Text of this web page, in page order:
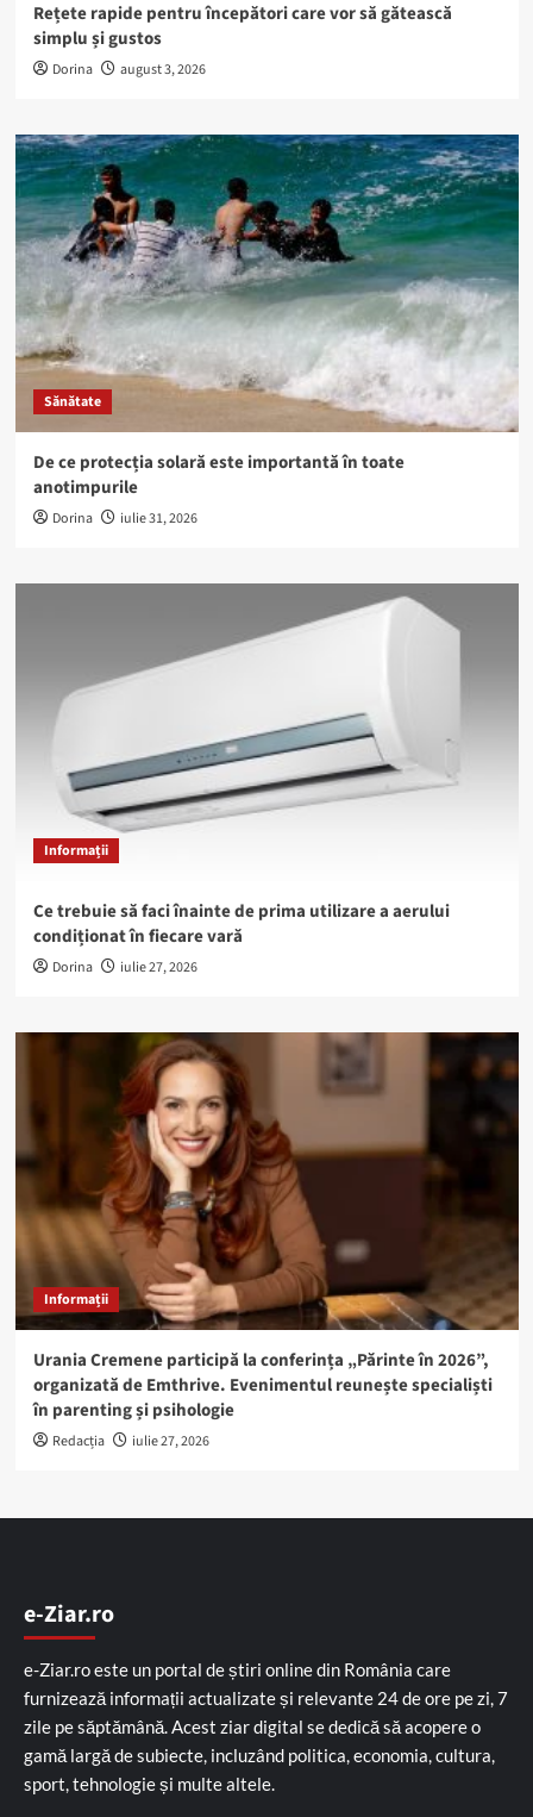
Rețete rapide pentru începători care vor să gătească
simplu și gustos
Dorina august 3, 2026
Sănătate
De ce protecția solară este importantă în toate
anotimpurile
Dorina iulie 31, 2026
Informații
Ce trebuie să faci înainte de prima utilizare a aerului
condiționat în fiecare vară
Dorina iulie 27, 2026
Informații
Urania Cremene participă la conferința „Părinte în 2026”,
organizată de Emthrive. Evenimentul reunește specialiști
în parenting și psihologie
Redacția iulie 27, 2026
e-Ziar.ro
e-Ziar.ro este un portal de știri online din România care
furnizează informații actualizate și relevante 24 de ore pe zi, 7
zile pe săptămână. Acest ziar digital se dedică să acopere o
gamă largă de subiecte, incluzând politica, economia, cultura,
sport, tehnologie și multe altele.